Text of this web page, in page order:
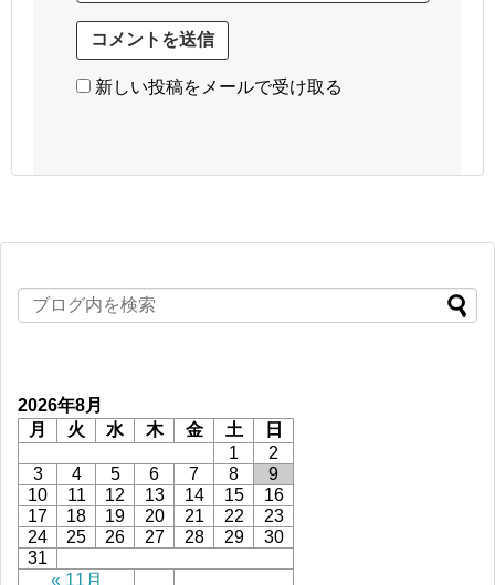
新しい投稿をメールで受け取る
2026年8月
月
火 水 木 金 土 日
« 11月
1
2
3
4 5 6 7 8
9
10
11 12 13 14 15
16
17
18 19 20 21 22
23
24
25 26 27 28 29
30
31